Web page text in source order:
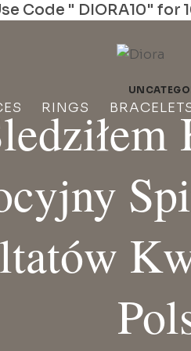
Code " DIORA10" for
RINGS